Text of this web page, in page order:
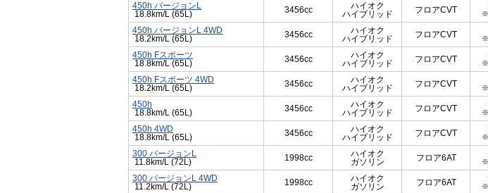
450h バージョンL
18.8km/L (65L)
3456cc
ハイオク
ハイブリッド
フロアCVT
450h バージョンL 4WD
18.2km/L (65L)
3456cc
ハイオク
ハイブリッド
フロアCVT
450h Fスポーツ
18.8km/L (65L)
3456cc
ハイオク
ハイブリッド
フロアCVT
450h Fスポーツ 4WD
18.2km/L (65L)
3456cc
ハイオク
ハイブリッド
フロアCVT
450h
18.8km/L (65L)
3456cc
ハイオク
ハイブリッド
フロアCVT
450h 4WD
18.8km/L (65L)
3456cc
ハイオク
ハイブリッド
フロアCVT
300 バージョンL
11.8km/L (72L)
1998cc
ハイオク
ガソリン
フロア6AT
300 バージョンL 4WD
11.2km/L (72L)
1998cc
ハイオク
ガソリン
フロア6AT